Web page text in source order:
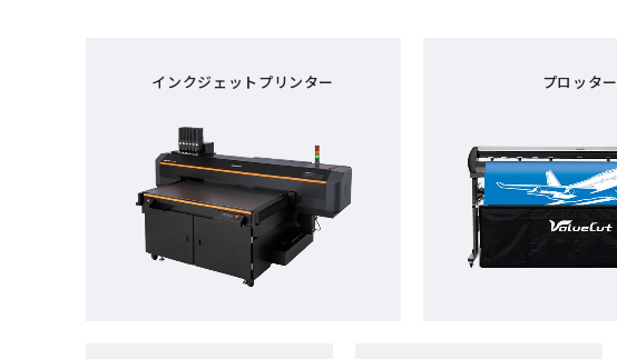
インクジェットプリンター プロッター